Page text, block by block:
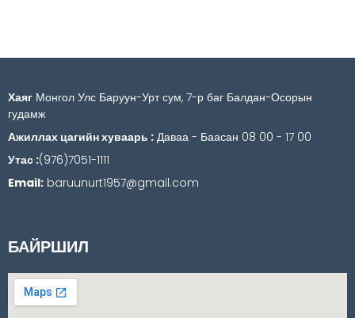
Хаяг Монгол Улс Баруун-Урт сум, 7-р баг Балдан-Осорын
гудамж
Ажиллах цагийн хуваарь : Даваа - Баасан 08 00 - 17 00
Утас :(976)7051-1111
Email: baruunurt1957@gmail.com
БАЙРШИЛ